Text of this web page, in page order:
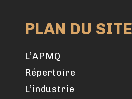
PLAN DU SITE
L’APMQ
Répertoire
L’industrie